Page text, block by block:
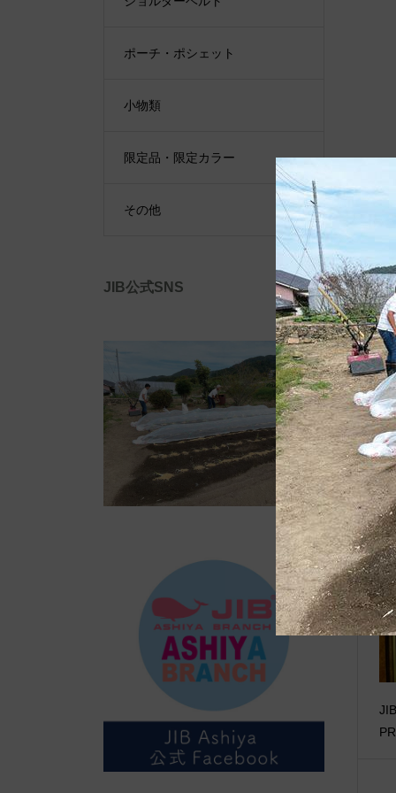
自
ポーチ・ポシェット
小物類
限定品・限定カラー
その他
JIB公式SNS